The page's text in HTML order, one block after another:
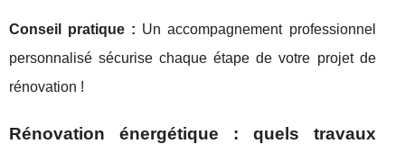
Conseil pratique : Un accompagnement professionnel
personnalisé sécurise chaque étape de votre projet de
rénovation !
Rénovation énergétique : quels travaux